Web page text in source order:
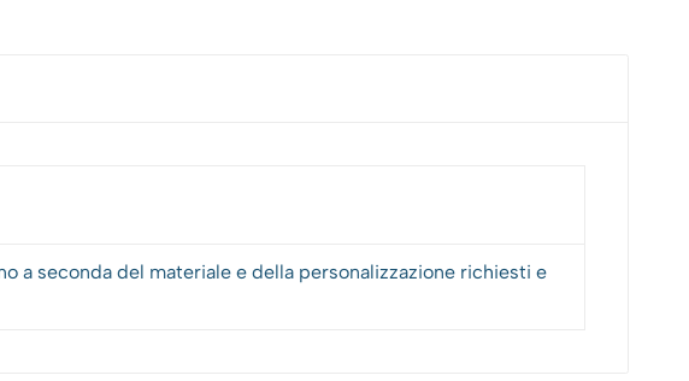
a seconda del materiale e della personalizzazione richiesti e